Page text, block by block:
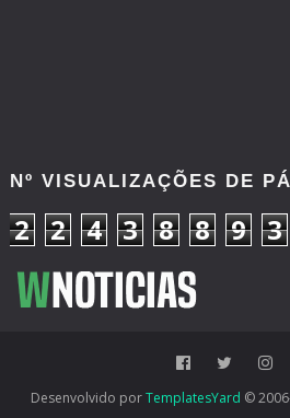
Nº VISUALIZAÇÕES DE
2 2 4 3 8 8 9 3
Desenvolvido porTemplatesYard ©